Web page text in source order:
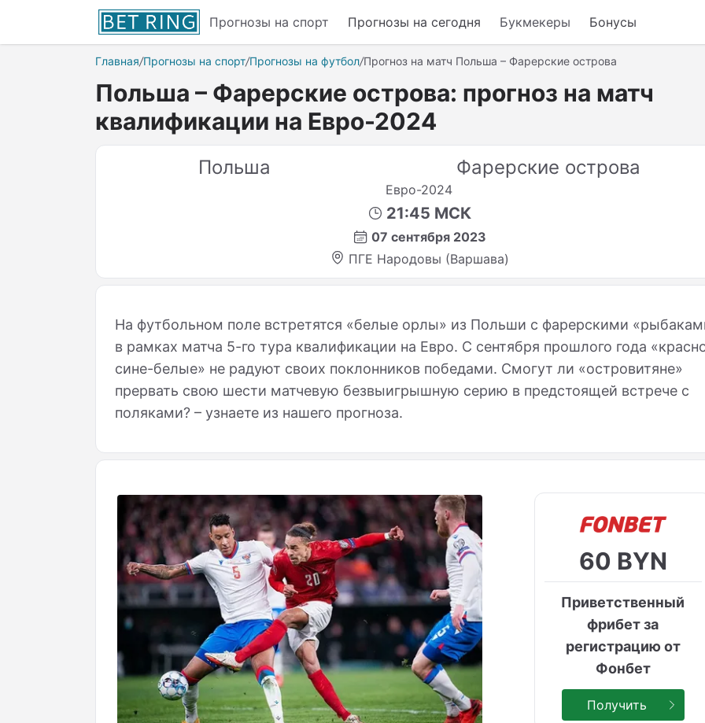
Прогнозы на спорт Прогнозы на сегодня Букмекеры Бонусы
Главная/Прогнозы на спорт/Прогнозы на футбол/Прогноз на матч Польша – Фарерские острова
Польша – Фарерские острова: прогноз на матч
квалификации на Евро-2024
Польша Фарерские острова
Евро-2024
21:45 МСК
07 сентября 2023
ПГЕ Народовы (Варшава)
На футбольном поле встретятся «белые орлы» из Польши с фарерскими
в рамках матча 5-го тура квалификации на Евро. С сентября прошлого года
сине-белые» не радуют своих поклонников победами. Смогут ли «островитяне»
прервать свою шести матчевую безвыигрышную серию в предстоящей встрече с
поляками? – узнаете из нашего прогноза.
60 BYN
Приветственный
фрибет за
регистрацию от
Фонбет
Получить